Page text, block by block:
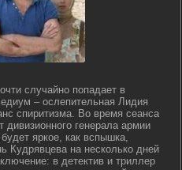
случайно попадает в
– ослепительная Лидия
спиритизма. Во время сеанса
дивизионного генерала армии
яркое, как вспышка,
Кудрявцева на несколько дней
в детектив и триллер